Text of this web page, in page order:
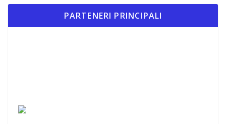
PARTENERI PRINCIPALI